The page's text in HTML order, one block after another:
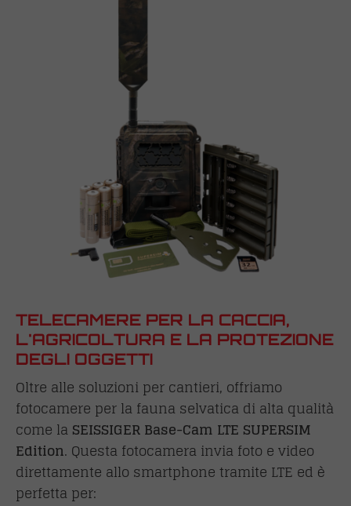
TELECAMERE PER LA CACCIA,
L'AGRICOLTURA E LA PROTEZIONE
DEGLI OGGETTI
Oltre alle soluzioni per cantieri, offriamo
fotocamere per la fauna selvatica di alta qualità
come laSEISSIGER Base-Cam LTE SUPERSIM
Edition. Questa fotocamera invia foto e video
direttamente allo smartphone tramite LTE ed è
perfetta per: